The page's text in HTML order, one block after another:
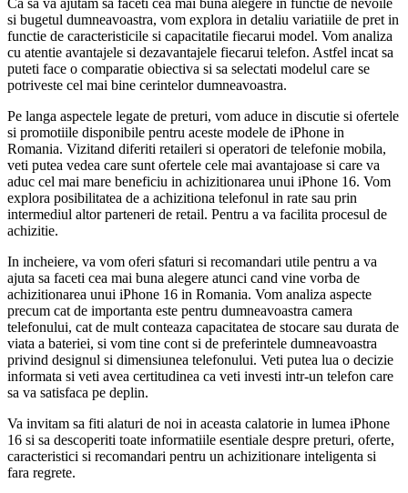
Ca sa va ajutam sa faceti cea mai buna alegere in functie de nevoile
si bugetul dumneavoastra, vom explora in detaliu variatiile de pret in
functie de caracteristicile si capacitatile fiecarui model. Vom analiza
cu atentie avantajele si dezavantajele fiecarui telefon. Astfel incat sa
puteti face o comparatie obiectiva si sa selectati modelul care se
potriveste cel mai bine cerintelor dumneavoastra.
Pe langa aspectele legate de preturi, vom aduce in discutie si ofertele
si promotiile disponibile pentru aceste modele de iPhone in
Romania. Vizitand diferiti retaileri si operatori de telefonie mobila,
veti putea vedea care sunt ofertele cele mai avantajoase si care va
aduc cel mai mare beneficiu in achizitionarea unui iPhone 16. Vom
explora posibilitatea de a achizitiona telefonul in rate sau prin
intermediul altor parteneri de retail. Pentru a va facilita procesul de
achizitie.
In incheiere, va vom oferi sfaturi si recomandari utile pentru a va
ajuta sa faceti cea mai buna alegere atunci cand vine vorba de
achizitionarea unui iPhone 16 in Romania. Vom analiza aspecte
precum cat de importanta este pentru dumneavoastra camera
telefonului, cat de mult conteaza capacitatea de stocare sau durata de
viata a bateriei, si vom tine cont si de preferintele dumneavoastra
privind designul si dimensiunea telefonului. Veti putea lua o decizie
informata si veti avea certitudinea ca veti investi intr-un telefon care
sa va satisfaca pe deplin.
Va invitam sa fiti alaturi de noi in aceasta calatorie in lumea iPhone
16 si sa descoperiti toate informatiile esentiale despre preturi, oferte,
caracteristici si recomandari pentru un achizitionare inteligenta si
fara regrete.